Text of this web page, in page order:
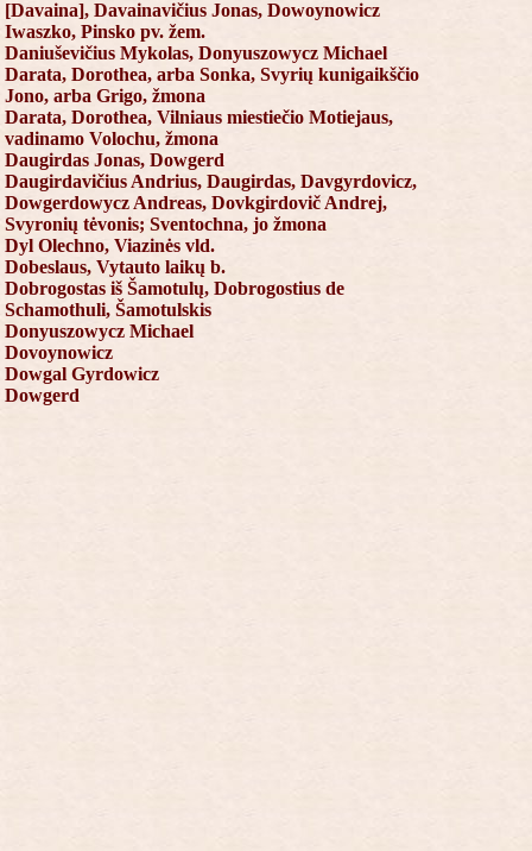
[Davaina], Davainavičius Jonas, Dowoynowicz
Iwaszko, Pinsko pv. žem.
Daniuševičius Mykolas, Donyuszowycz Michael
Darata, Dorothea, arba Sonka, Svyrių kunigaikščio
Jono, arba Grigo, žmona
Darata, Dorothea, Vilniaus miestiečio Motiejaus,
vadinamo Volochu, žmona
Daugirdas Jonas, Dowgerd
Daugirdavičius Andrius, Daugirdas, Davgyrdovicz,
Dowgerdowycz Andreas, Dovkgirdovič Andrej,
Svyronių tėvonis; Sventochna, jo žmona
Dyl Olechno, Viazinės vld.
Dobeslaus, Vytauto laikų b.
Dobrogostas iš Šamotulų, Dobrogostius de
Schamothuli, Šamotulskis
Donyuszowycz Michael
Dovoynowicz
Dowgal Gyrdowicz
Dowgerd